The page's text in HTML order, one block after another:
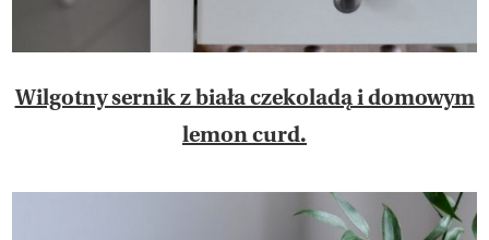
Wilgotny sernik z biała czekoladą i domowym
lemon curd.